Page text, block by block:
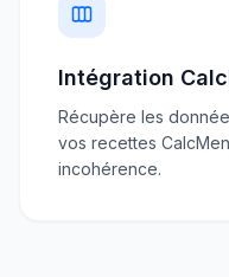
Intégration
Récupère les
vos recettes
incohérence.